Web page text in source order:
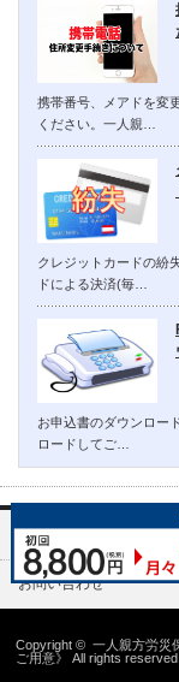
携帯番号、メアドを変
ください。一人親…
クレジットカードの紛
ドによる決済(毎…
お申込書のダウンロー
ロードしてご…
埼玉労災一人親方部会
お問い合わせ
Copyright ©一人親方労災
ご用意》
All rights reserved.